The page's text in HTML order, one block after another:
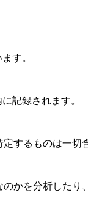
す。
記録されます。
するものは一切
かを分析したり